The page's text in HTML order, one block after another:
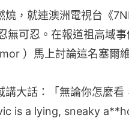
燒，就連澳洲電視台《
無可忍。在報道祖高域
）馬上討論這名塞爾
講大話：「無論你怎麼
is a lying, sneaky